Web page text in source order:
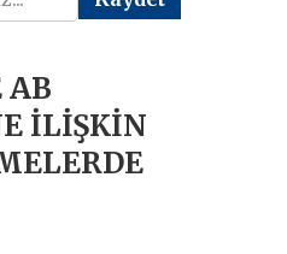
AB
İLİŞKİN